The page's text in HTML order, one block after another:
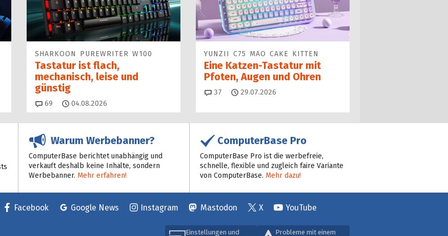
SHARKOON PUREWRITER W100
Tastatur ist flach,
mechanisch, leise und
günstig
69 Kommentare
04.08.2026
YUNZII C75 MAO CAKE KITTEN
Eine Katzen-Tastatur mit
Pfoten, Augen und Ohren
37 Kommentare
29.07.2026
Warum Werbebanner?
ComputerBase berichtet unabhängig und
verkauft deshalb keine Inhalte, sondern
Werbebanner. Mehr erfahren!
ComputerBase Pro
ComputerBase Pro ist die werbefreie,
schnelle, flexible und zugleich faire Variante
von ComputerBase. Mehr dazu!
Facebook Google News Instagram Mastodon X YouTube
Einstellungen und Probleme mit einem